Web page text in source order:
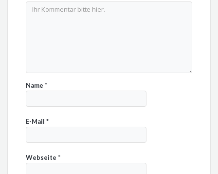
Name*
E-Mail*
Webseite*